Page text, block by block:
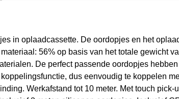
in oplaadcassette. De oordopjes en het
56% op basis van het totale gewicht
De perfect passende oordopjes
dus eenvoudig te koppelen
Werkafstand tot 10 meter. Met touch